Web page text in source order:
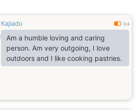
Kajiado 0.4
Am a humble loving and caring
person. Am very outgoing, I love
outdoors and I like cooking pastries.